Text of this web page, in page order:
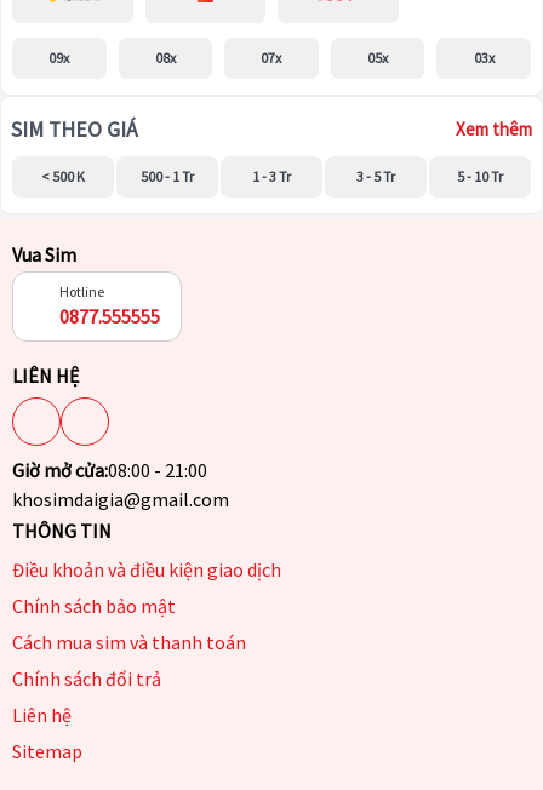
09x 08x 07x 05x 03x
SIM THEO GIÁ Xem thêm
< 500 K 500 - 1 Tr 1 - 3 Tr 3 - 5 Tr 5 - 10 Tr
Vua Sim
Hotline
0877.555555
LIÊN HỆ
Giờ mở cửa:08:00 - 21:00
khosimdaigia@gmail.com
THÔNG TIN
Điều khoản và điều kiện giao dịch
Chính sách bảo mật
Cách mua sim và thanh toán
Chính sách đổi trả
Liên hệ
Sitemap